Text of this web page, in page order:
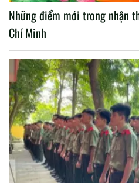
Những điểm mới trong nhận
Chí Minh